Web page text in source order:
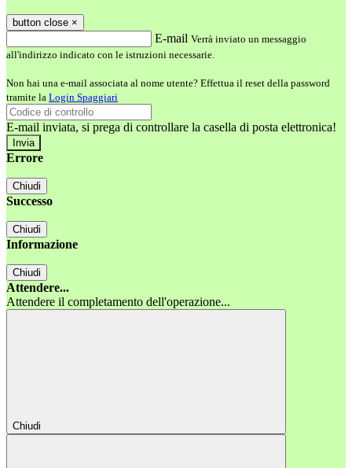
button close ×
E-mail Verrà inviato un messaggio
all'indirizzo indicato con le istruzioni necessarie.
Non hai una e-mail associata al nome utente? Effettua il reset della password
tramite la Login Spaggiari
E-mail inviata, si prega di controllare la casella di posta elettronica!
Errore
Chiudi
Successo
Chiudi
Informazione
Chiudi
Attendere...
Attendere il completamento dell'operazione...
Chiudi